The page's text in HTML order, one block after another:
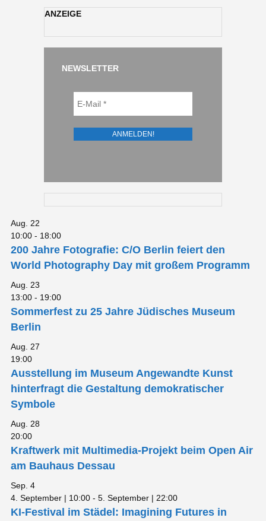
ANZEIGE
NEWSLETTER
Aug. 22
10:00 - 18:00
200 Jahre Fotografie: C/O Berlin feiert den
World Photography Day mit großem Programm
Aug. 23
13:00 - 19:00
Sommerfest zu 25 Jahre Jüdisches Museum
Berlin
Aug. 27
19:00
Ausstellung im Museum Angewandte Kunst
hinterfragt die Gestaltung demokratischer
Symbole
Aug. 28
20:00
Kraftwerk mit Multimedia-Projekt beim Open Air
am Bauhaus Dessau
Sep. 4
4. September | 10:00 - 5. September | 22:00
KI-Festival im Städel: Imagining Futures in